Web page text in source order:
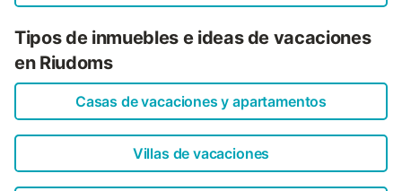
Tipos de inmuebles e ideas de vacaciones
en Riudoms
Casas de vacaciones y apartamentos
Villas de vacaciones